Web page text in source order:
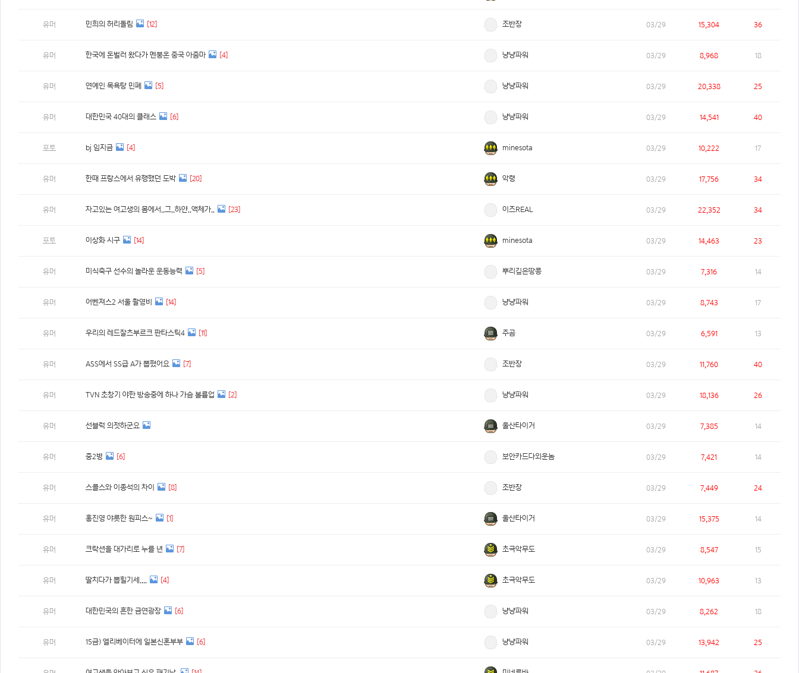
유머 민희의 허리돌림 [12] 조반장 03/29 15,304 36
유머 한국에 돈벌러 왔다가 멘붕온 중국 아줌마 [4] 냥냥파워 03/29 8,968 18
유머 연예인 목욕탕 민폐 [5] 냥냥파워 03/29 20,338 25
유머 대한민국 40대의 클래스 [6] 냥냥파워 03/29 14,541 40
포토 bj 임지금 [4] minesota 03/29 10,222 17
유머 한때 프랑스에서 유행했던 도박 [20] 악령 03/29 17,756 34
유머 자고있는 여고생의 몸에서..그..하얀..액체가.. [23] 이즈REAL 03/29 22,352 34
포토 이상화 시구 [14] minesota 03/29 14,463 23
유머 미식축구 선수의 놀라운 운동능력 [5] 뿌리깊은땅콩 03/29 7,316 14
유머 어벤져스2 서울 촬영비 [14] 냥냥파워 03/29 8,743 17
유머 우리의 레드잘츠부르크 판타스틱4 [11] 주곰 03/29 6,591 13
유머 ASS에서 SS급 A가 뽑혔어요 [7] 조반장 03/29 11,760 40
유머 TVN 초창기 야한 방송중에 하나 가슴 볼륨업 [2] 냥냥파워 03/29 18,136 26
유머 선블럭 의젓하군요 울산타이거 03/29 7,385 14
유머 중2병 [6] 보안카드다외운놈 03/29 7,421 14
유머 스콜스와 이종석의 차이 [8] 조반장 03/29 7,449 24
유머 홍진영 야릇한 원피스~ [1] 울산타이거 03/29 15,375 14
유머 크락션을 대가리로 누를 년 [7] 초극악무도 03/29 8,547 15
유머 딸치다가 뽑힐기세.... [4] 초극악무도 03/29 10,963 13
유머 대한민국의 흔한 금연광장 [6] 냥냥파워 03/29 8,262 18
유머 15금) 엘리베이터에 일본신혼부부 [6] 냥냥파워 03/29 13,942 25